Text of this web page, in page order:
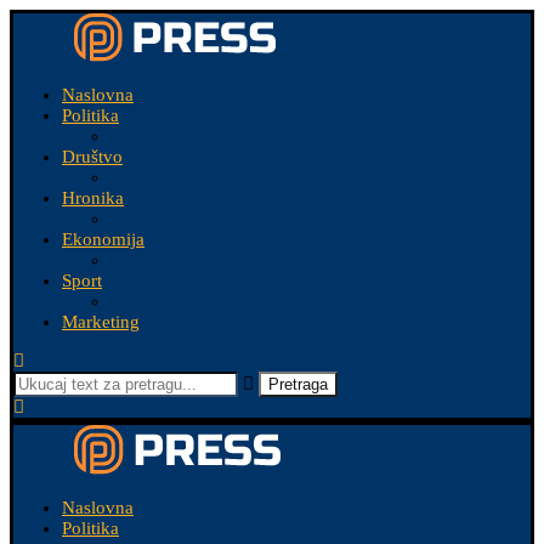
Naslovna
Politika
Društvo
Hronika
Ekonomija
Sport
Marketing
Pretraga
Naslovna
Politika